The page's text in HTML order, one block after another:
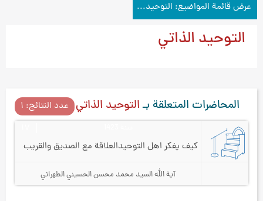
عرض قائمة المواضيع: التوحيد الذاتي
التوحيد الذاتي
المحاضرات المتعلقة بـالتوحيد الذاتي عدد النتائج: ۱
كيف يفكر اهل التوحيدالعلاقة مع الصديق والقريب
آية الله السيد محمد محسن الحسيني الطهراني